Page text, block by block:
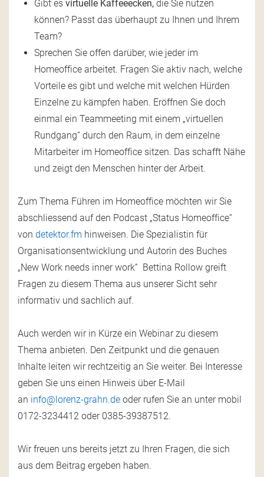
Gibt es virtuelle Kaffeeecken, die Sie nutzen
können? Passt das überhaupt zu Ihnen und Ihrem
Team?
Sprechen Sie offen darüber, wie jeder im
Homeoffice arbeitet. Fragen Sie aktiv nach, welche
Vorteile es gibt und welche mit welchen Hürden
Einzelne zu kämpfen haben. Eröffnen Sie doch
einmal ein Teammeeting mit einem „virtuellen
Rundgang“ durch den Raum, in dem einzelne
Mitarbeiter im Homeoffice sitzen. Das schafft Nähe
und zeigt den Menschen hinter der Arbeit.
Zum Thema Führen im Homeoffice möchten wir Sie
abschliessend auf den Podcast „Status Homeoffice“
von detektor.fm hinweisen. Die Spezialistin für
Organisationsentwicklung und Autorin des Buches
„New Work needs inner work“ Bettina Rollow greift
Fragen zu diesem Thema aus unserer Sicht sehr
informativ und sachlich auf.
Auch werden wir in Kürze ein Webinar zu diesem
Thema anbieten. Den Zeitpunkt und die genauen
Inhalte leiten wir rechtzeitig an Sie weiter. Bei Interesse
geben Sie uns einen Hinweis über E-Mail
an info@lorenz-grahn.de oder rufen Sie an unter mobil
0172-3234412 oder 0385-39387512.
Wir freuen uns bereits jetzt zu Ihren Fragen, die sich
aus dem Beitrag ergeben haben.